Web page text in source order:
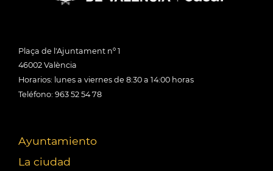
Plaça de l'Ajuntament nº 1
46002 València
Horarios: lunes a viernes de 8:30 a 14:00 horas
Teléfono: 963 52 54 78
Ayuntamiento
La ciudad